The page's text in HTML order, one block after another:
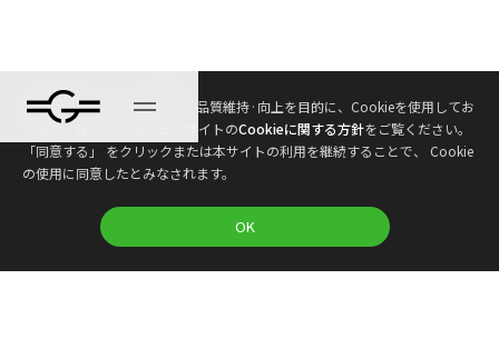
本ウェブサイトは、利便性、品質維持·向上を目的に、Cookieを使用してお
ります。詳しくは 本ウェブサイトのCookieに関する方針をご覧ください。
「同意する」 をクリックまたは本サイトの利用を継続することで、 Cookie
の使用に同意したとみなされます。
OK
ブログ